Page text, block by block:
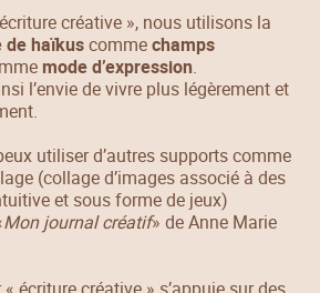
créative », nous utilisons la
de haïkuscommechamps
mode d’expression.
l’envie de vivre plus légèrement et
utiliser d’autres supports comme
(collage d’images associé à des
et sous forme de jeux)
Mon journal créatif» de Anne Marie